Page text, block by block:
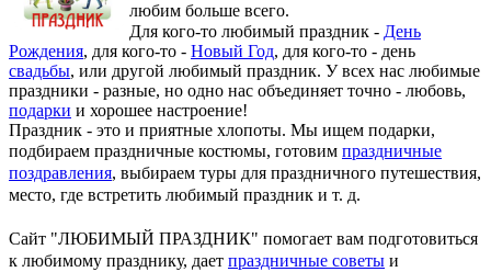
любим больше всего.
Для кого-то любимый праздник - День
Рождения, для кого-то - Новый Год, для кого-то - день
свадьбы, или другой любимый праздник. У всех нас любимые
праздники - разные, но одно нас объединяет точно - любовь,
подарки и хорошее настроение!
Праздник - это и приятные хлопоты. Мы ищем подарки,
подбираем праздничные костюмы, готовим праздничные
поздравления, выбираем туры для праздничного путешествия,
место, где встретить любимый праздник и т. д.
Сайт "ЛЮБИМЫЙ ПРАЗДНИК" помогает вам подготовиться
к любимому празднику, дает праздничные советы и